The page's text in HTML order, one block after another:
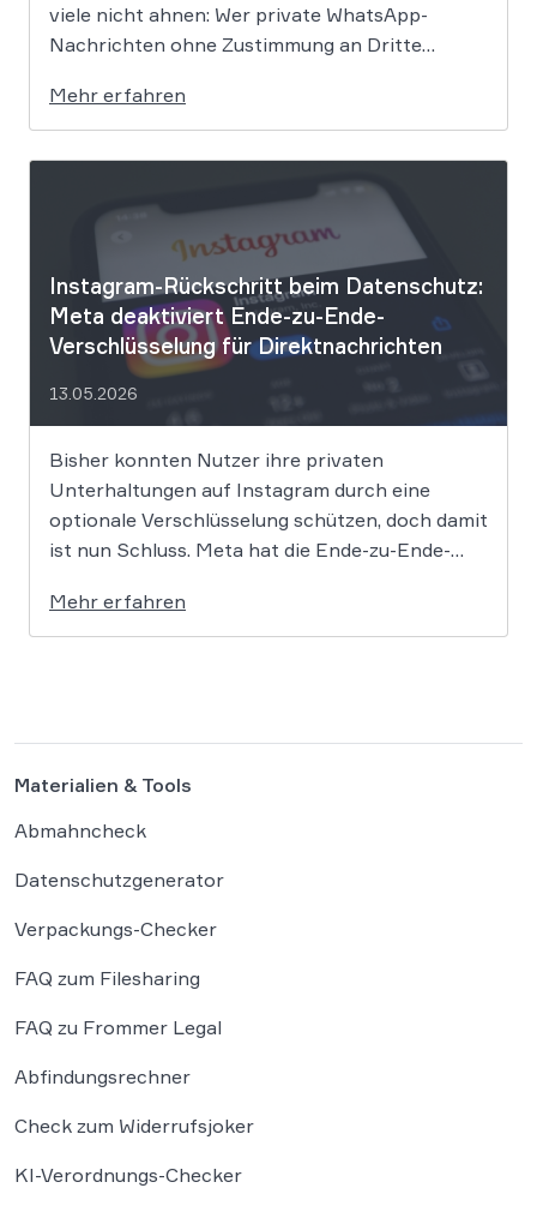
viele nicht ahnen: Wer private WhatsApp-
Nachrichten ohne Zustimmung an Dritte
dünnem Eis. Der Bundesgerichtshof befasst
sich derzeit mit der Frage, ob eine solche
Weitergabe gegen die europäische
Datenschutz-Grundverordnung verstößt und
Mehr erfahren
Instagram-Rückschritt beim Datenschutz:
Meta deaktiviert Ende-zu-Ende-
Verschlüsselung für Direktnachrichten
13.05.2026
Bisher konnten Nutzer ihre privaten
Unterhaltungen auf Instagram durch eine
optionale Verschlüsselung schützen, doch damit
ist nun Schluss. Meta hat die Ende-zu-Ende-
eingestellt und schränkt damit den
Privatsphärenschutz auf der Plattform massiv
Mehr erfahren
Materialien & Tools
Abmahncheck
Datenschutzgenerator
Verpackungs-Checker
FAQ zum Filesharing
FAQ zu Frommer Legal
Abfindungsrechner
Check zum Widerrufsjoker
KI-Verordnungs-Checker